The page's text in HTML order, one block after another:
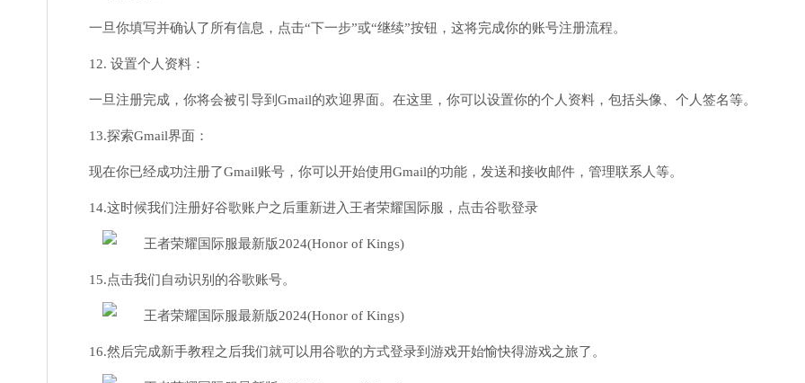
一旦你填写并确认了所有信息，点击“下一步”或“继续”按钮，这将完成你的账号注册流程。
12. 设置个人资料：
一旦注册完成，你将会被引导到Gmail的欢迎界面。在这里，你可以设置你的个人资料，包括头像、个人签名等。
13.探索Gmail界面：
现在你已经成功注册了Gmail账号，你可以开始使用Gmail的功能，发送和接收邮件，管理联系人等。
14.这时候我们注册好谷歌账户之后重新进入王者荣耀国际服，点击谷歌登录
15.点击我们自动识别的谷歌账号。
16.然后完成新手教程之后我们就可以用谷歌的方式登录到游戏开始愉快得游戏之旅了。